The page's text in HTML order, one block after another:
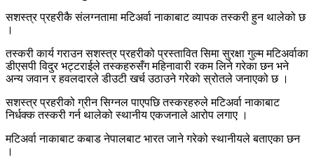
सशस्त्र प्रहरीकै संलग्नतामा मटिअर्वा नाकाबाट व्यापक तस्करी हुन थालेको छ
।
तस्करी कार्य गराउन सशस्त्र प्रहरीको प्रस्तावित सिमा सुरक्षा गुल्म मटिअर्वाका
डीएसपी विदुर भट्टराईले तस्कहरुसँग महिनावारी रकम लिने गरेका छन भने
अन्य जवान र हवलदारले डीउटी खर्च उठाउने गरेको स्रोतले जनाएको छ ।
सशस्त्र प्रहरीको ग्रीन सिग्नल पाएपछि तस्करहरुले मटिअर्वा नाकाबाट
निर्धक्क तस्करी गर्न थालेको स्थानीय एकजनाले आरोप लगाए ।
मटिअर्वा नाकाबाट कबाड नेपालबाट भारत जाने गरेको स्थानीयले बताएका छन
।